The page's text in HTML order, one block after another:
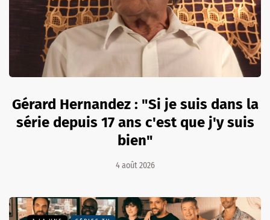
Gérard Hernandez : "Si je suis dans la
série depuis 17 ans c'est que j'y suis
bien"
4 août 2026